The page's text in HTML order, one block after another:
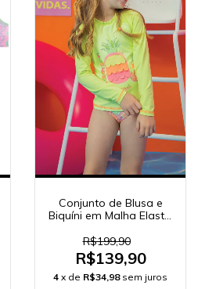
Conjunto de Blusa e
Biquíni em Malha Elastic
kukie
R$199,90
R$139,90
4 x de R$34,98 sem juros